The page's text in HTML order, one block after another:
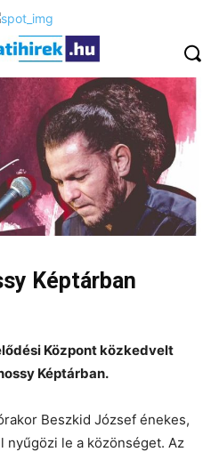
Képtárban
Központ közkedvelt
Képtárban.
Beszkid József énekes,
nyűgözi le a közönséget. Az